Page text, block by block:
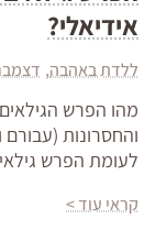
אידיאלי?
ללדת באהבה דצמבר 14,
מהו הפרש
והחסרונות
לעומת הפרש
קראי עוד >